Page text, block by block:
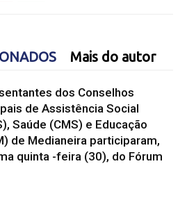
Mais do autor
dos Conselhos
de Assistência Social
Saúde (CMS) e Educação
de Medianeira participaram,
quinta -feira (30), do Fórum